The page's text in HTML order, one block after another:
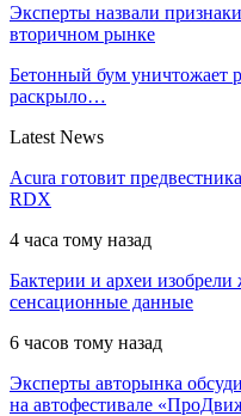
Эксперты назвали
вторичном рынке
Бетонный бум уничтожает
раскрыло…
Latest News
Acura готовит
RDX
4 часа тому назад
Бактерии и археи
сенсационные данные
6 часов тому назад
Эксперты авторынка
на автофестивале